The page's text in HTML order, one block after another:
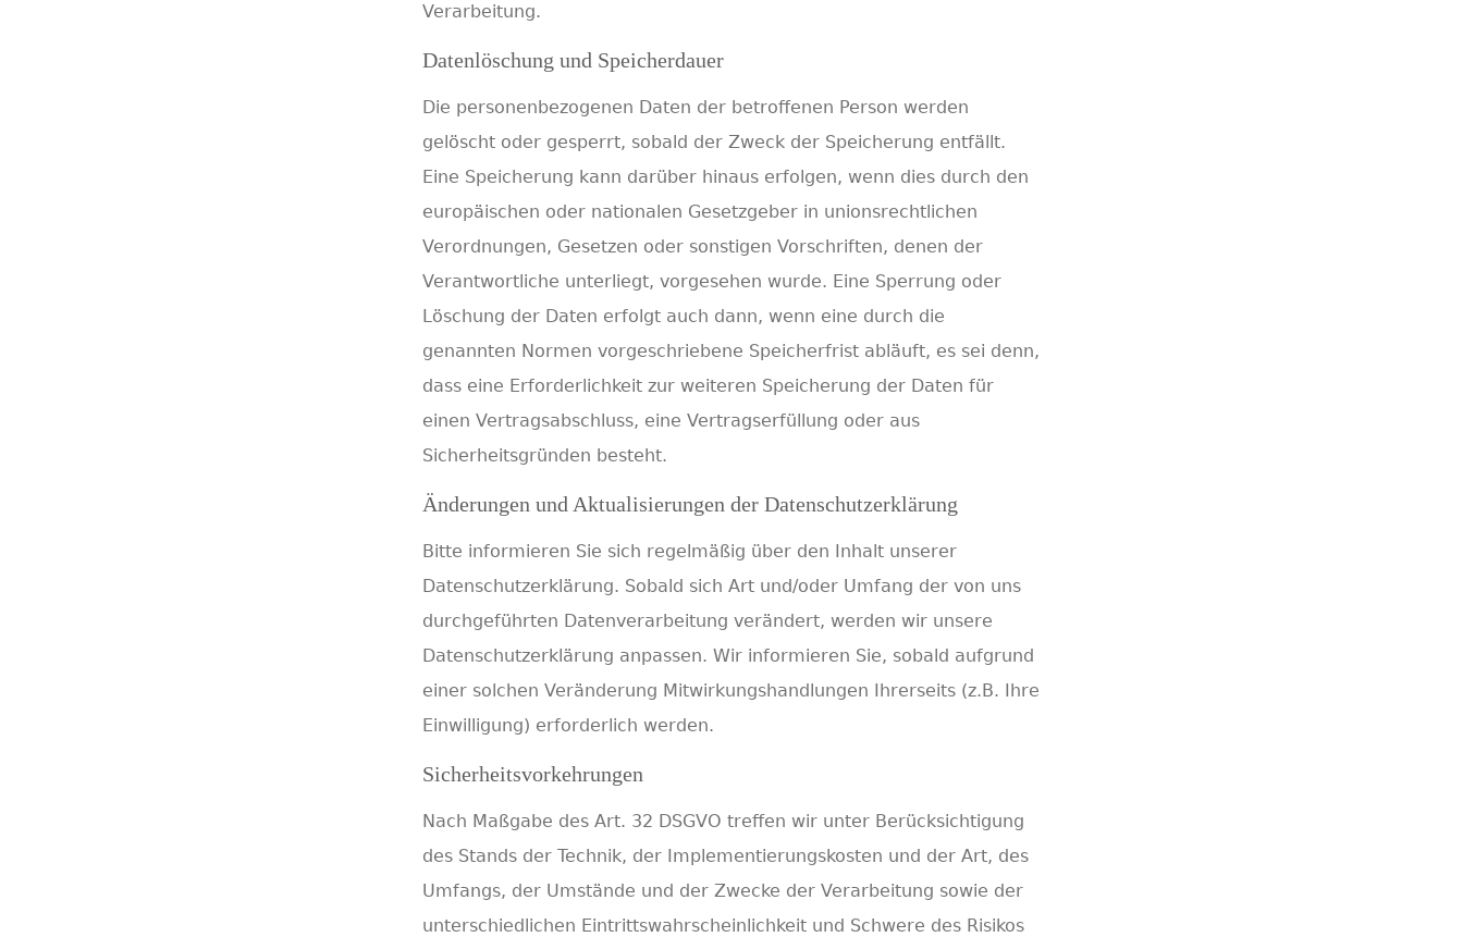
Verarbeitung.
Datenlöschung und Speicherdauer
Die personenbezogenen Daten der betroffenen Person werden
gelöscht oder gesperrt, sobald der Zweck der Speicherung entfällt.
Eine Speicherung kann darüber hinaus erfolgen, wenn dies durch den
europäischen oder nationalen Gesetzgeber in unionsrechtlichen
Verordnungen, Gesetzen oder sonstigen Vorschriften, denen der
Verantwortliche unterliegt, vorgesehen wurde. Eine Sperrung oder
Löschung der Daten erfolgt auch dann, wenn eine durch die
genannten Normen vorgeschriebene Speicherfrist abläuft, es sei denn,
dass eine Erforderlichkeit zur weiteren Speicherung der Daten für
einen Vertragsabschluss, eine Vertragserfüllung oder aus
Sicherheitsgründen besteht.
Änderungen und Aktualisierungen der Datenschutzerklärung
Bitte informieren Sie sich regelmäßig über den Inhalt unserer
Datenschutzerklärung. Sobald sich Art und/oder Umfang der von uns
durchgeführten Datenverarbeitung verändert, werden wir unsere
Datenschutzerklärung anpassen. Wir informieren Sie, sobald aufgrund
einer solchen Veränderung Mitwirkungshandlungen Ihrerseits (z.B. Ihre
Einwilligung) erforderlich werden.
Sicherheitsvorkehrungen
Nach Maßgabe des Art. 32 DSGVO treffen wir unter Berücksichtigung
des Stands der Technik, der Implementierungskosten und der Art, des
Umfangs, der Umstände und der Zwecke der Verarbeitung sowie der
unterschiedlichen Eintrittswahrscheinlichkeit und Schwere des Risikos